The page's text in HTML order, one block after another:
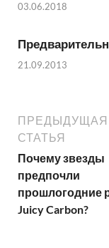
03.06.2018
21.09.2013
ПРЕДЫДУЩАЯ
СТАТЬЯ
Почему звезды
предпочли
прошлогодние
Juicy Carbon?